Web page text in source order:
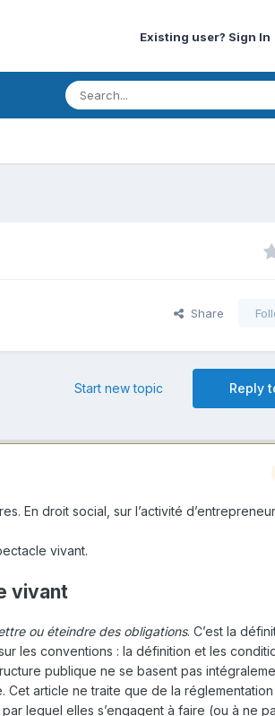
Existing user? Sign In
Share
Reply
Start new topic
En droit social, sur l’activité
vivant.
vivant
ou éteindre des obligations. C’est la
les conventions : la définition et les
publique ne se basent pas
Cet article ne traite que de la
lequel elles s’engagent à faire (ou à ne